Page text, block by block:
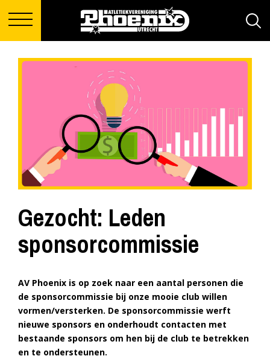
Gezocht: Leden
sponsorcommissie
AV Phoenix is op zoek naar een aantal personen die
de sponsorcommissie bij onze mooie club willen
vormen/versterken. De sponsorcommissie werft
nieuwe sponsors en onderhoudt contacten met
bestaande sponsors om hen bij de club te betrekken
en te ondersteunen.